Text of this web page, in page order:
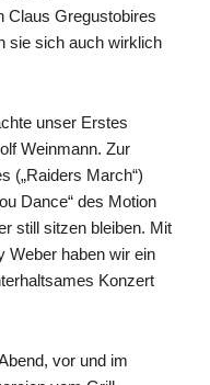
Claus Gregustobires
sie sich auch wirklich
unser Erstes
Weinmann. Zur
(„Raiders March“)
Dance“ des Motion
still sitzen bleiben. Mit
Weber haben wir ein
Konzert
vor und im